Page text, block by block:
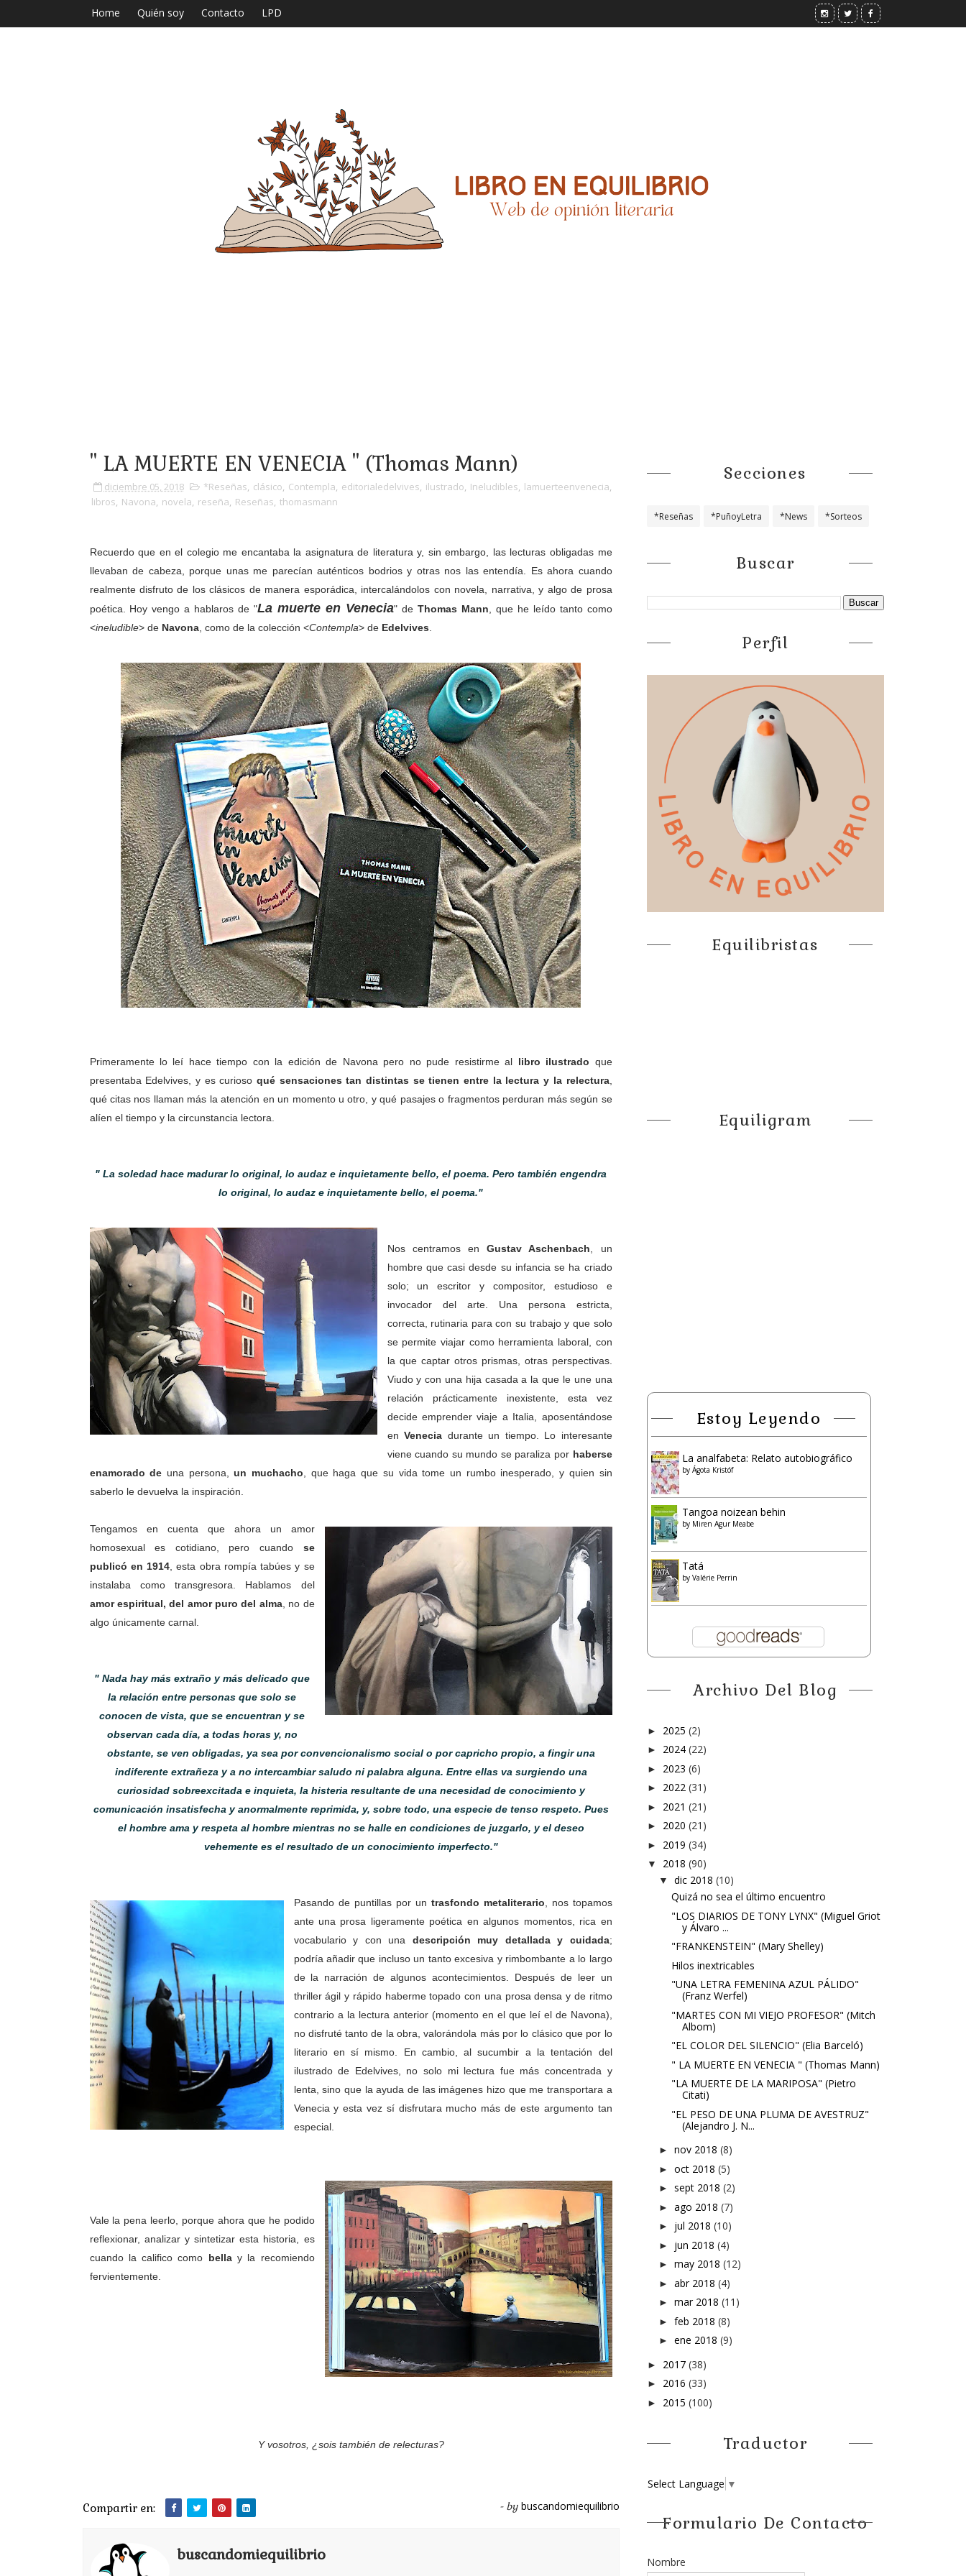
Home Quién soy Contacto LPD
" LA MUERTE EN VENECIA " (Thomas Mann)
diciembre 05, 2018 *Reseñas, clásico, Contempla, editorialedelvives, ilustrado, Ineludibles, lamuerteenvenecia,
libros, Navona, novela, reseña, Reseñas, thomasmann
Recuerdo que en el colegio me encantaba la asignatura de literatura y, sin embargo, las lecturas obligadas me
llevaban de cabeza, porque unas me parecían auténticos bodrios y otras nos las entendía. Es ahora cuando
realmente disfruto de los clásicos de manera esporádica, intercalándolos con novela, narrativa, y algo de prosa
poética. Hoy vengo a hablaros de "La muerte en Venecia" de Thomas Mann , que he leído tanto como
<ineludible> de Navona, como de la colección <Contempla> de Edelvives
Primeramente lo leí hace tiempo con la edición de Navona pero no pude resistirme al libro ilustrado que
presentaba Edelvives, y es curioso qué sensaciones tan distintas se tienen entre la lectura y la relectura,
qué citas nos llaman más la atención en un momento u otro, y qué pasajes o fragmentos perduran más según se
alíen el tiempo y la circunstancia lectora.
" La soledad hace madurar lo original, lo audaz e inquietamente bello, el poema. Pero también engendra
lo original, lo audaz e inquietamente bello, el poema."
Nos centramos enGustav Aschenbach , un
hombre que casi desde su infancia se ha criado
solo; un escritor y compositor, estudioso e
invocador del arte. Una persona estricta,
correcta, rutinaria para con su trabajo y que solo
se permite viajar como herramienta laboral, con
la que captar otros prismas, otras perspectivas.
Viudo y con una hija casada a la que le une una
relación prácticamente inexistente, esta vez
decide emprender viaje a Italia, aposentándose
enVenecia durante un tiempo. Lo interesante
viene cuando su mundo se paraliza por haberse
enamorado de una persona,un muchacho , que haga que su vida tome un rumbo inesperado, y quien sin
saberlo le devuelva la inspiración.
Tengamos en cuenta que ahora un amor
homosexual es cotidiano, pero cuando se
publicó en 1914 , esta obra rompía tabúes y se
instalaba como transgresora. Hablamos del
amor espiritual, del amor puro del alma, no de
algo únicamente carnal.
" Nada hay más extraño y más delicado que
la relación entre personas que solo se
conocen de vista, que se encuentran y se
observan cada día, a todas horas y, no
obstante, se ven obligadas, ya sea por convencionalismo social o por capricho propio, a fingir una
indiferente extrañeza y a no intercambiar saludo ni palabra alguna. Entre ellas va surgiendo una
curiosidad sobreexcitada e inquieta, la histeria resultante de una necesidad de conocimiento y
comunicación insatisfecha y anormalmente reprimida, y, sobre todo, una especie de tenso respeto. Pues
el hombre ama y respeta al hombre mientras no se halle en condiciones de juzgarlo, y el deseo
vehemente es el resultado de un conocimiento imperfecto."
Pasando de puntillas por un trasfondo metaliterario , nos topamos
ante una prosa ligeramente poética en algunos momentos, rica en
vocabulario y con una descripción muy detallada y cuidada;
podría añadir que incluso un tanto excesiva y rimbombante a lo largo
de la narración de algunos acontecimientos. Después de leer un
thriller ágil y rápido haberme topado con una prosa densa y de ritmo
contrario a la lectura anterior (momento en el que leí el de Navona),
no disfruté tanto de la obra, valorándola más por lo clásico que por lo
literario en sí mismo. En cambio, al sucumbir a la tentación del
ilustrado de Edelvives, no solo mi lectura fue más concentrada y
lenta, sino que la ayuda de las imágenes hizo que me transportara a
Venecia y esta vez sí disfrutara mucho más de este argumento tan
especial.
Vale la pena leerlo, porque ahora que he podido
reflexionar, analizar y sintetizar esta historia, es
cuando la califico como bellay la recomiendo
fervientemente.
Y vosotros, ¿sois también de relecturas?
Compartir en: - by buscandomiequilibrio
buscandomiequilibrio
Secciones
*Reseñas *PuñoyLetra *News *Sorteos
Buscar
Perfil
Equilibristas
Equiligram
Estoy Leyendo
La analfabeta: Relato autobiográfico
by Ágota Kristóf
Tangoa noizean behin
by Miren Agur Meabe
Tatá
by Valérie Perrin
Archivo Del Blog
► 2025 (2)
► 2024 (22)
► 2023 (6)
► 2022 (31)
► 2021 (21)
► 2020 (21)
► 2019 (34)
▼ 2018 (90)
▼dic 2018(10)
Quizá no sea el último encuentro
"LOS DIARIOS DE TONY LYNX" (Miguel Griot
y Álvaro ...
"FRANKENSTEIN" (Mary Shelley)
Hilos inextricables
"UNA LETRA FEMENINA AZUL PÁLIDO"
(Franz Werfel)
"MARTES CON MI VIEJO PROFESOR" (Mitch
Albom)
"EL COLOR DEL SILENCIO" (Elia Barceló)
" LA MUERTE EN VENECIA " (Thomas Mann)
"LA MUERTE DE LA MARIPOSA" (Pietro
Citati)
"EL PESO DE UNA PLUMA DE AVESTRUZ"
(Alejandro J. N...
►nov 2018(8)
►oct 2018(5)
►sept 2018(2)
►ago 2018(7)
► jul 2018(10)
► jun 2018(4)
►may 2018(12)
►abr 2018(4)
►mar 2018(11)
►feb 2018(8)
►ene 2018(9)
► 2017 (38)
► 2016 (33)
► 2015 (100)
Traductor
Select Language ▼
Formulario De Contacto
Nombre